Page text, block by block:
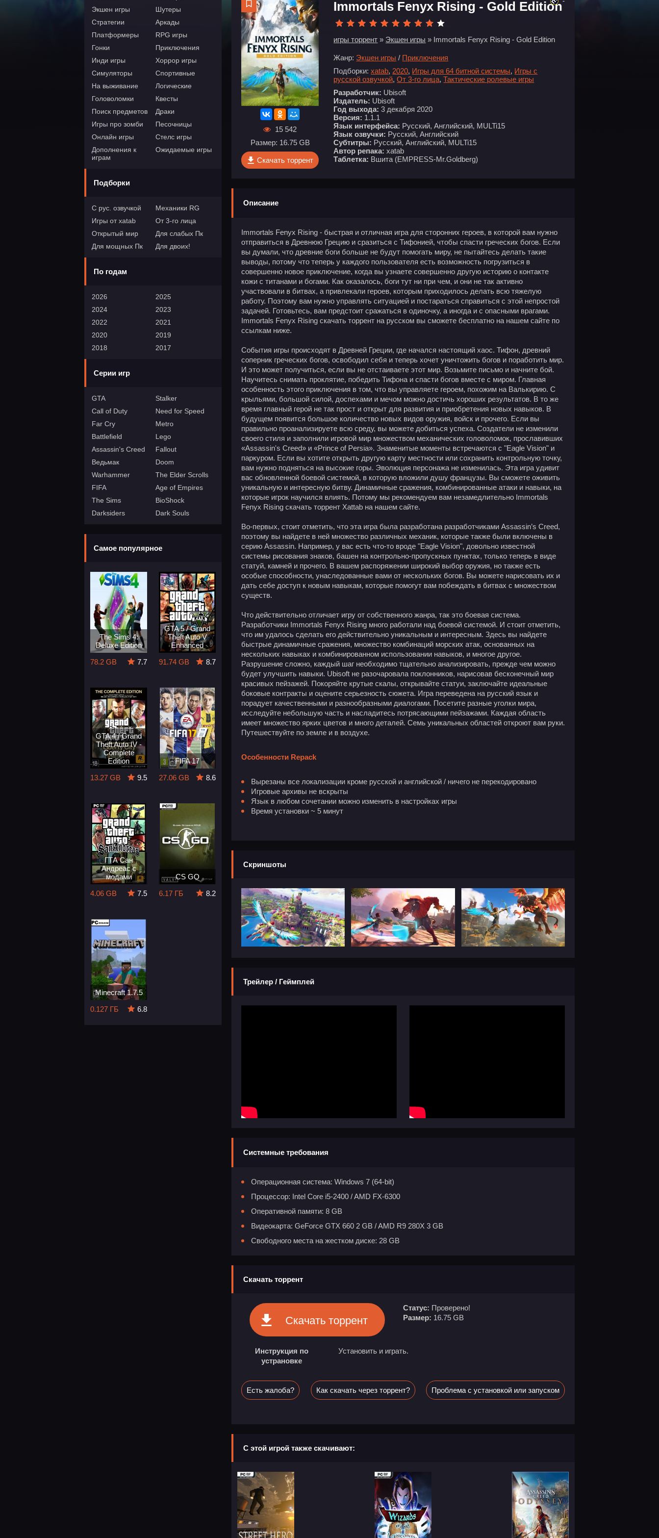
Экшен игры
Шутеры
Стратегии
Аркады
Платформеры
RPG игры
Гонки
Приключения
Инди игры
Хоррор игры
Симуляторы
Спортивные
На выживание
Логические
Головоломки
Квесты
Поиск предметов
Драки
Игры про зомби
Песочницы
Онлайн игры
Стелс игры
Дополнения к
играм
Ожидаемые игры
Подборки
С рус. озвучкой
Механики RG
Игры от xatab
От 3-го лица
Открытый мир
Для слабых Пк
Для мощных Пк
Для двоих!
По годам
2026
2025
2024
2023
2022
2021
2020
2019
2018
2017
Серии игр
GTA
Stalker
Call of Duty
Need for Speed
Far Cry
Metro
Battlefield
Lego
Assassin's Creed
Fallout
Ведьмак
Doom
Warhammer
The Elder Scrolls
FIFA
Age of Empires
The Sims
BioShock
Darksiders
Dark Souls
Самое популярное
The Sims 4:
Deluxe Edition
78.2 GB
7.7
GTA 5 / Grand
Theft Auto V
Enhanced
91.74 GB
8.7
GTA 4 / Grand
Theft Auto IV -
Complete
Edition
13.27 GB
9.5
FIFA 17
27.06 GB
8.6
ГТА Сан
Андреас с
модами
4.06 GB
7.5
CS GO
6.17 ГБ
8.2
Minecraft 1.7.5
0.127 ГБ
6.8
15 542
Размер: 16.75 GB
Скачать торрент
Immortals Fenyx Rising - Gold Edition
игры торрент » Экшен игры » Immortals Fenyx Rising - Gold Edition
Жанр: Экшен игры / Приключения
Подборки: xatab, 2020, Игры для 64 битной системы, Игры с
русской озвучкой,От 3-го лица,Тактические ролевые игры
Разработчик: Ubisoft
Издатель: Ubisoft
Год выхода: 3 декабря 2020
Версия: 1.1.1
Язык интерфейса: Русский, Английский, MULTi15
Язык озвучки: Русский, Английский
Субтитры: Русский, Английский, MULTi15
Автор репака: xatab
Таблетка: Вшита (EMPRESS-Mr.Goldberg)
Описание
Immortals Fenyx Rising - быстрая и отличная игра для сторонних героев, в которой вам нужно
отправиться в Древнюю Грецию и сразиться с Тифонией, чтобы спасти греческих богов. Если
вы думали, что древние боги больше не будут помогать миру, не пытайтесь делать такие
выводы, потому что теперь у каждого пользователя есть возможность погрузиться в
совершенно новое приключение, когда вы узнаете совершенно другую историю о контакте
кожи с титанами и богами. Как оказалось, боги тут ни при чем, и они не так активно
участвовали в битвах, а привлекали героев, которым приходилось делать всю тяжелую
работу. Поэтому вам нужно управлять ситуацией и постараться справиться с этой непростой
задачей. Готовьтесь, вам предстоит сражаться в одиночку, а иногда и с опасными врагами.
Immortals Fenyx Rising скачать торрент на русском вы сможете бесплатно на нашем сайте по
ссылкам ниже.
События игры происходят в Древней Греции, где начался настоящий хаос. Тифон, древний
соперник греческих богов, освободил себя и теперь хочет уничтожить богов и поработить мир.
И это может получиться, если вы не отстаиваете этот мир. Возьмите письмо и начните бой.
Научитесь снимать проклятие, победить Тифона и спасти богов вместе с миром. Главная
особенность этого приключения в том, что вы управляете героем, похожим на Валькирию. С
крыльями, большой силой, доспехами и мечом можно достичь хороших результатов. В то же
время главный герой не так прост и открыт для развития и приобретения новых навыков. В
будущем появится большое количество новых видов оружия, войск и прочего. Если вы
правильно проанализируете всю среду, вы можете добиться успеха. Создатели не изменили
своего стиля и заполнили игровой мир множеством механических головоломок, прославивших
«Assassin's Creed» и «Prince of Persia». Знаменитые моменты встречаются с "Eagle Vision" и
паркуром. Если вы хотите открыть другую карту местности или сохранить контрольную точку,
вам нужно подняться на высокие горы. Эволюция персонажа не изменилась. Эта игра удивит
вас обновленной боевой системой, в которую вложили душу французы. Вы сможете оживить
уникальную и интересную битву. Динамичные сражения, комбинированные атаки и навыки, на
которые игрок научился влиять. Потому мы рекомендуем вам незамедлительно Immortals
Fenyx Rising скачать торрент Xattab на нашем сайте.
Во-первых, стоит отметить, что эта игра была разработана разработчиками Assassin’s Creed,
поэтому вы найдете в ней множество различных механик, которые также были включены в
серию Assassin. Например, у вас есть что-то вроде "Eagle Vision", довольно известной
системы рисования знаков, башен на контрольно-пропускных пунктах, только теперь в виде
статуй, камней и прочего. В вашем распоряжении широкий выбор оружия, но также есть
особые способности, унаследованные вами от нескольких богов. Вы можете нарисовать их и
дать себе доступ к новым навыкам, которые помогут вам побеждать в битвах с множеством
существ.
Что действительно отличает игру от собственного жанра, так это боевая система.
Разработчики Immortals Fenyx Rising много работали над боевой системой. И стоит отметить,
что им удалось сделать его действительно уникальным и интересным. Здесь вы найдете
быстрые динамичные сражения, множество комбинаций морских атак, основанных на
нескольких навыках и комбинированном использовании навыков, и многое другое.
Разрушение сложно, каждый шаг необходимо тщательно анализировать, прежде чем можно
будет улучшить навыки. Ubisoft не разочаровала поклонников, нарисовав бесконечный мир
красивых пейзажей. Покоряйте крутые скалы, открывайте статуи, заключайте идеальные
боковые контракты и оцените серьезность сюжета. Игра переведена на русский язык и
порадует качественными и разнообразными диалогами. Посетите разные уголки мира,
исследуйте небольшую часть и насладитесь потрясающими пейзажами. Каждая область
имеет множество ярких цветов и много деталей. Семь уникальных областей откроют вам руки.
Путешествуйте по земле и в воздухе.
Особенности Repack
Вырезаны все локализации кроме русской и английской / ничего не перекодировано
Игровые архивы не вскрыты
Язык в любом сочетании можно изменить в настройках игры
Время установки ~ 5 минут
Скриншоты
Трейлер / Геймплей
Системные требования
Операционная система: Windows 7 (64-bit)
Процессор: Intel Core i5-2400 / AMD FX-6300
Оперативной памяти: 8 GB
Видеокарта: GeForce GTX 660 2 GB / AMD R9 280X 3 GB
Свободного места на жестком диске: 28 GB
Скачать торрент
Скачать торрент
Статус: Проверено!
Размер: 16.75 GB
Инструкция по
устрановке
Установить и играть.
Есть жалоба? Как скачать через торрент? Проблема с установкой или запуском
С этой игрой также скачивают: